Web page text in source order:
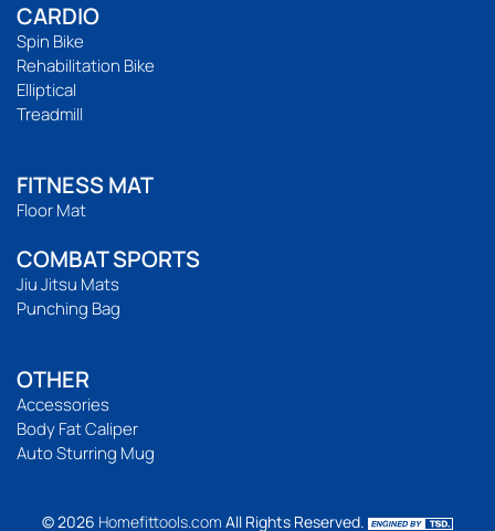
CARDIO
Spin Bike
Rehabilitation Bike
Elliptical
Treadmill
FITNESS MAT
Floor Mat
COMBAT SPORTS
Jiu Jitsu Mats
Punching Bag
OTHER
Accessories
Body Fat Caliper
Auto Sturring Mug
© 2026 Homefittools.com All Rights Reserved.